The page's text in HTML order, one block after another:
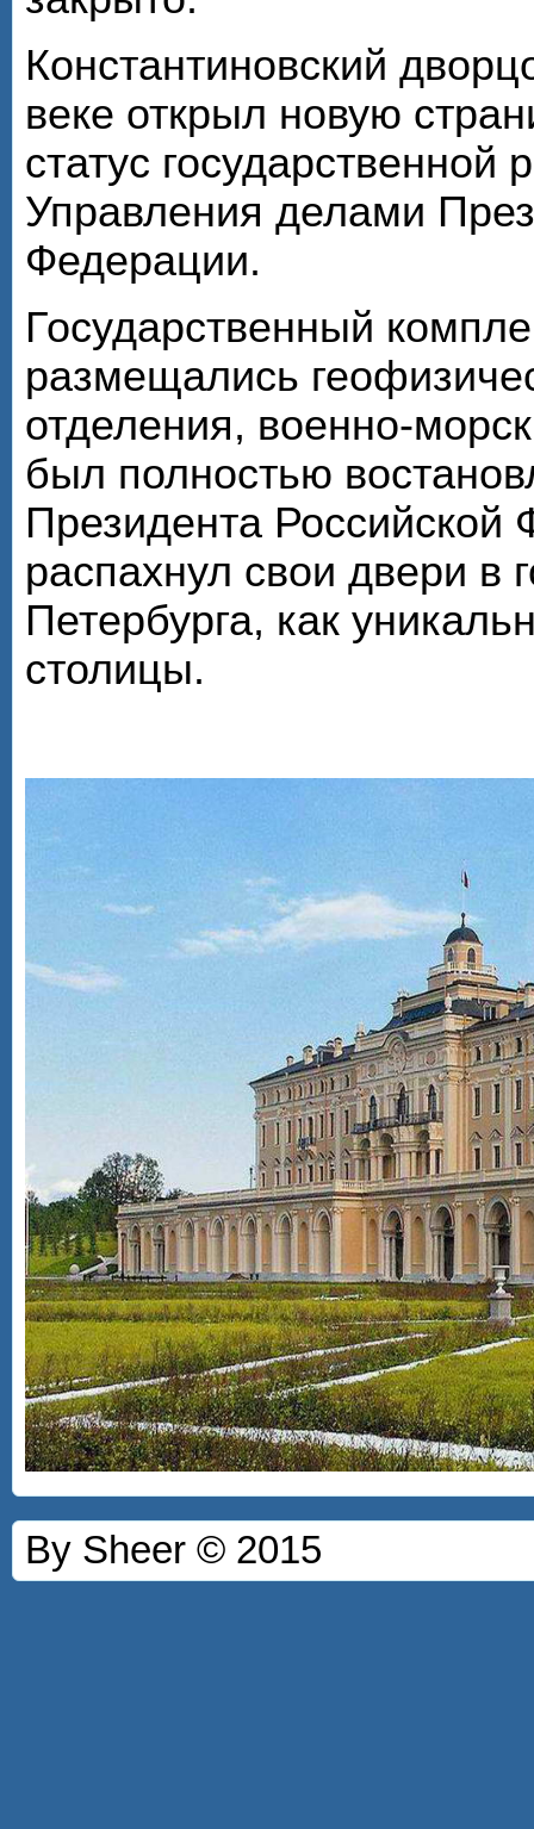
Константиновский
веке открыл новую
статус государственной
Управления делами
Федерации.
Государственный
размещались
отделения, военно-
был полностью
Президента
распахнул свои двери в
Петербурга, как
столицы.
By Sheer © 2015